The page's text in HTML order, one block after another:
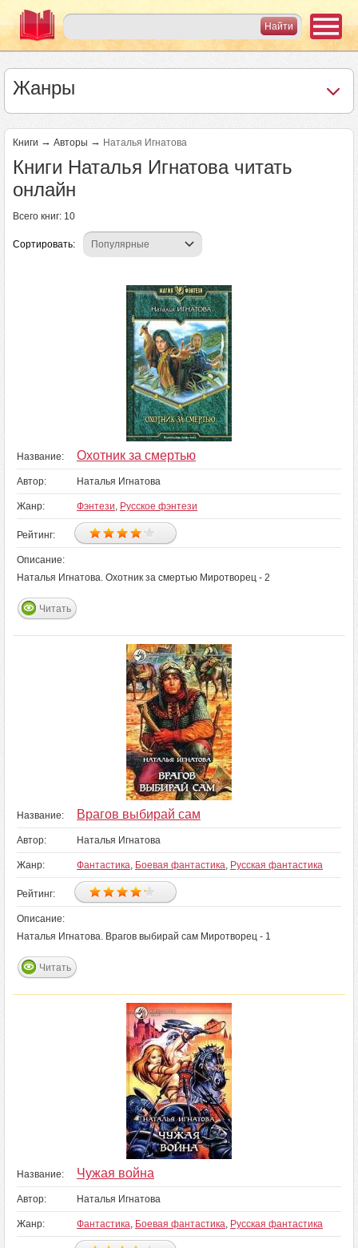
Жанры
Книги → Авторы → Наталья Игнатова
Книги Наталья Игнатова читать
онлайн
Всего книг: 10
Сортировать:
Название: Охотник за смертью
Автор: Наталья Игнатова
Жанр: Фэнтези, Русское фэнтези
Рейтинг:
Описание:
Наталья Игнатова. Охотник за смертью Миротворец - 2
Читать
Название: Врагов выбирай сам
Автор: Наталья Игнатова
Жанр: Фантастика, Боевая фантастика, Русская фантастика
Рейтинг:
Описание:
Наталья Игнатова. Врагов выбирай сам Миротворец - 1
Читать
Название: Чужая война
Автор: Наталья Игнатова
Жанр: Фантастика, Боевая фантастика, Русская фантастика